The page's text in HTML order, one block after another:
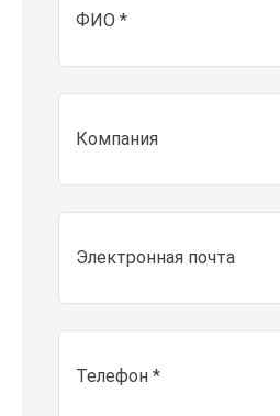
ФИО *
Компания
Электронная почта
Телефон *